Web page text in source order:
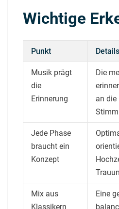
Wichtige
Punkt Details
Musik prägt
die
Erinnerung
Die
an die
Jede Phase
braucht ein
Konzept
Mix aus
Klassikern
Eine